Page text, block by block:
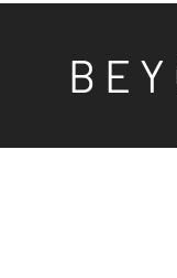
B E Y